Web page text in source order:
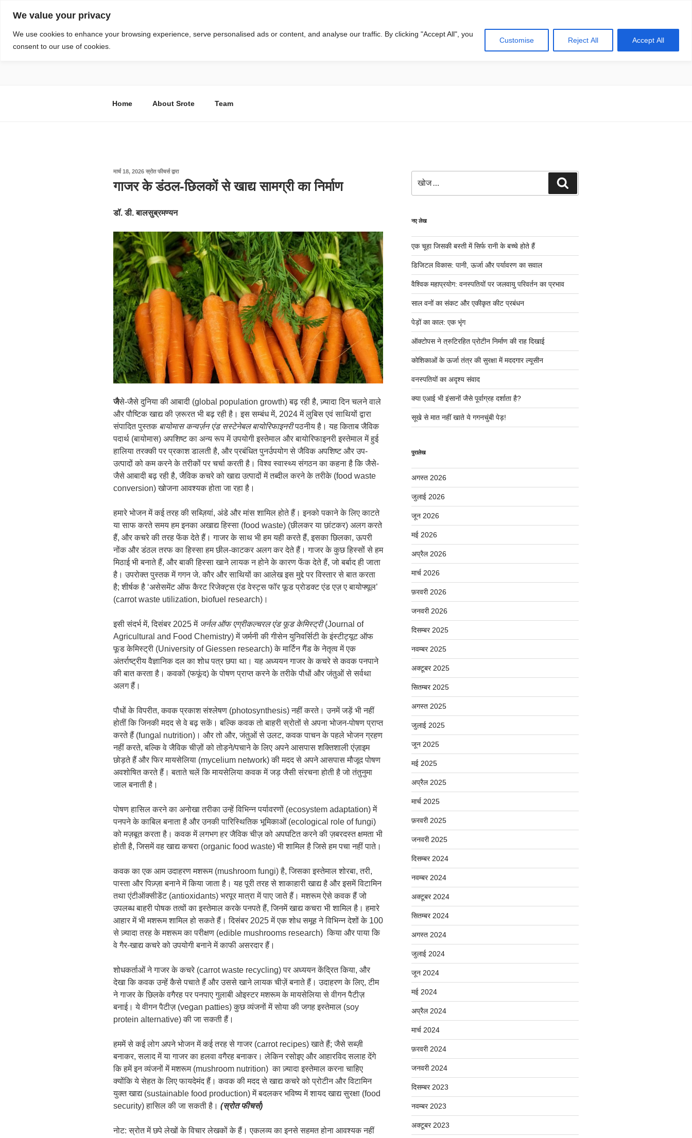
We value your privacy
We use cookies to enhance your browsing experience, serve personalised ads or content, and analyse our traffic. By clicking "Accept All", you
consent to our use of cookies.
Customise Reject All Accept All
स्रोत
Home About Srote Team
मार्च 18, 2026 पर
प्रकाशित
किया
स्रोत फीचर्सद्वारा
गाजर के डंठल-छिलकों से खाद्य सामग्री का निर्माण
डॉ.डी.बालसुब्रमण्यन
जैसे-जैसे दुनिया की आबादी (global population growth) बढ़ रही है, ज़्यादा दिन चलने वाले
और पौष्टिक खाद्य की ज़रूरत भी बढ़ रही है। इस सम्बंध में, 2024 में लुबिस एवं साथियों द्वारा
संपादित पुस्तक बायोमास कन्वर्ज़न एंड सस्टेनेबल बायोरिफाइनरीपठनीय है। यह किताब जैविक
पदार्थ (बायोमास) अपशिष्ट का अन्य रूप में उपयोगी इस्तेमाल और बायोरिफाइनरी इस्तेमाल में हुई
हालिया तरक्की पर प्रकाश डालती है, और प्रबंधित पुनर्उपयोग से जैविक अपशिष्ट और उप-
उत्पादों को कम करने के तरीकों पर चर्चा करती है। विश्व स्वास्थ्य संगठन का कहना है कि जैसे-
जैसे आबादी बढ़ रही है, जैविक कचरे को खाद्य उत्पादों में तब्दील करने के तरीके (food waste
conversion) खोजना आवश्यक होता जा रहा है।
हमारे भोजन में कई तरह की सब्ज़ियां, अंडे और मांस शामिल होते हैं। इनको पकाने के लिए काटते
या साफ करते समय हम इनका अखाद्य हिस्सा (food waste) (छीलकर या छांटकर) अलग करते
हैं, और कचरे की तरह फेंक देते हैं। गाजर के साथ भी हम यही करते हैं, इसका छिलका, ऊपरी
नोंक और डंठल तरफ का हिस्सा हम छील-काटकर अलग कर देते हैं। गाजर के कुछ हिस्सों से हम
मिठाई भी बनाते हैं, और बाकी हिस्सा खाने लायक न होने के कारण फेंक देते हैं, जो बर्बाद ही जाता
है। उपरोक्त पुस्तक में गगन जे. कौर और साथियों का आलेख इस मुद्दे पर विस्तार से बात करता
है; शीर्षक है ‘असेसमेंट ऑफ कैरट रिजेक्ट्स एंड वेस्ट्स फॉर फूड प्रोडक्ट एंड एज़ ए बायोफ्यूल’
(carrot waste utilization, biofuel research)।
इसी संदर्भ में, दिसंबर 2025 में जर्नल ऑफ एग्रीकल्चरल एंड फूड केमिस्ट्री(Journal of
Agricultural and Food Chemistry) में जर्मनी की गीसेन युनिवर्सिटी के इंस्टीट्यूट ऑफ
फूड केमिस्ट्री (University of Giessen research) के मार्टिन गैंड के नेतृत्व में एक
अंतर्राष्ट्रीय वैज्ञानिक दल का शोध पत्र छपा था। यह अध्ययन गाजर के कचरे से कवक पनपाने
की बात करता है। कवकों (फफूंद) के पोषण प्राप्त करने के तरीके पौधों और जंतुओं से सर्वथा
अलग हैं।
पौधों के विपरीत, कवक प्रकाश संश्लेषण (photosynthesis) नहीं करते। उनमें जड़ें भी नहीं
होतीं कि जिनकी मदद से वे बढ़ सकें। बल्कि कवक तो बाहरी स्रोतों से अपना भोजन-पोषण प्राप्त
करते हैं (fungal nutrition)। और तो और, जंतुओं से उलट, कवक पाचन के पहले भोजन ग्रहण
नहीं करते, बल्कि वे जैविक चीज़ों को तोड़ने/पचाने के लिए अपने आसपास शक्तिशाली एंज़ाइम
छोड़ते हैं और फिर मायसेलिया (mycelium network) की मदद से अपने आसपास मौजूद पोषण
अवशोषित करते हैं। बताते चलें कि मायसेलिया कवक में जड़ जैसी संरचना होती है जो तंतुनुमा
जाल बनाती है।
पोषण हासिल करने का अनोखा तरीका उन्हें विभिन्न पर्यावरणों (ecosystem adaptation) में
पनपने के काबिल बनाता है और उनकी पारिस्थितिक भूमिकाओं (ecological role of fungi)
को मज़बूत करता है। कवक में लगभग हर जैविक चीज़ को अपघटित करने की ज़बरदस्त क्षमता भी
होती है, जिसमें वह खाद्य कचरा (organic food waste) भी शामिल है जिसे हम पचा नहीं पाते।
कवक का एक आम उदाहरण मशरूम (mushroom fungi) है, जिसका इस्तेमाल शोरबा, तरी,
पास्ता और पिज़्ज़ा बनाने में किया जाता है। यह पूरी तरह से शाकाहारी खाद्य है और इसमें विटामिन
तथा एंटीऑक्सीडेंट (antioxidants) भरपूर मात्रा में पाए जाते हैं। मशरूम ऐसे कवक हैं जो
उपलब्ध बाहरी पोषक तत्वों का इस्तेमाल करके पनपते हैं, जिनमें खाद्य कचरा भी शामिल है। हमारे
आहार में भी मशरूम शामिल हो सकते हैं। दिसंबर 2025 में एक शोध समूह ने विभिन्न देशों के 100
से ज़्यादा तरह के मशरूम का परीक्षण (edible mushrooms research) किया और पाया कि
वे गैर-खाद्य कचरे को उपयोगी बनाने में काफी असरदार हैं।
शोधकर्ताओं ने गाजर के कचरे (carrot waste recycling) पर अध्ययन केंद्रित किया, और
देखा कि कवक उन्हें कैसे पचाते हैं और उससे खाने लायक चीज़ें बनाते हैं। उदाहरण के लिए, टीम
ने गाजर के छिलके वगैरह पर पनपाए गुलाबी ओइस्टर मशरूम के मायसेलिया से वीगन पैटीज़
बनाई। ये वीगन पैटीज़ (vegan patties) कुछ व्यंजनों में सोया की जगह इस्तेमाल (soy
protein alternative) की जा सकती हैं।
हममें से कई लोग अपने भोजन में कई तरह से गाजर (carrot recipes) खाते हैं; जैसे सब्ज़ी
बनाकर, सलाद में या गाजर का हलवा वगैरह बनाकर। लेकिन रसोइए और आहारविद सलाह देंगे
कि हमें इन व्यंजनों में मशरूम (mushroom nutrition) का ज़्यादा इस्तेमाल करना चाहिए
क्योंकि ये सेहत के लिए फायदेमंद हैं। कवक की मदद से खाद्य कचरे को प्रोटीन और विटामिन
युक्त खाद्य (sustainable food production) में बदलकर भविष्य में शायद खाद्य सुरक्षा (food
security) हासिल की जा सकती है। (स्रोत फीचर्स)
नोट: स्रोत में छपे लेखों के विचार लेखकों के हैं। एकलव्य का इनसे सहमत होना आवश्यक नहीं
नए लेख
एक चूहा जिसकी बस्ती में सिर्फ रानी के बच्चे होते हैं
डिजिटल विकास: पानी, ऊर्जा और पर्यावरण का सवाल
वैश्विक महाप्रयोग: वनस्पतियों पर जलवायु परिवर्तन का प्रभाव
साल वनों का संकट और एकीकृत कीट प्रबंधन
पेड़ों का काल: एक भृंग
ऑक्टोपस ने त्रुटिरहित प्रोटीन निर्माण की राह दिखाई
कोशिकाओं के ऊर्जा तंत्र की सुरक्षा में मददगार ल्यूसीन
वनस्पतियों का अदृश्य संवाद
क्या एआई भी इंसानों जैसे पूर्वाग्रह दर्शाता है?
सूखे से मात नहीं खाते ये गगनचुंबी पेड़!
पुरालेख
अगस्त 2026
जुलाई 2026
जून 2026
मई 2026
अप्रैल 2026
मार्च 2026
फ़रवरी 2026
जनवरी 2026
दिसम्बर 2025
नवम्बर 2025
अक्टूबर 2025
सितम्बर 2025
अगस्त 2025
जुलाई 2025
जून 2025
मई 2025
अप्रैल 2025
मार्च 2025
फ़रवरी 2025
जनवरी 2025
दिसम्बर 2024
नवम्बर 2024
अक्टूबर 2024
सितम्बर 2024
अगस्त 2024
जुलाई 2024
जून 2024
मई 2024
अप्रैल 2024
मार्च 2024
फ़रवरी 2024
जनवरी 2024
दिसम्बर 2023
नवम्बर 2023
अक्टूबर 2023